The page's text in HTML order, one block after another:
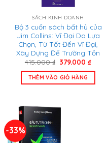
SÁCH KINH DOANH
Bộ 3 cuốn sách bất hủ của
Jim Collins: Vĩ Đại Do Lựa
Chọn, Từ Tốt Đến Vĩ Đại,
Xây Dựng Để Trường Tồn
415.000₫ Giá
là:
415.000 ₫.
379.000₫Giá
tại
THÊM VÀO GIỎ HÀNG
-33%